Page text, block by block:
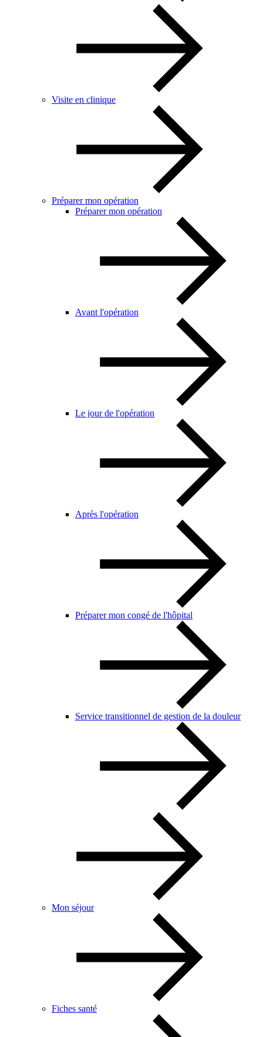
Visite en clinique
Préparer mon opération
Préparer mon opération
Avant l'opération
Le jour de l'opération
Après l'opération
Préparer mon congé de l'hôpital
Service transitionnel de gestion de la douleur
Mon séjour
Fiches santé